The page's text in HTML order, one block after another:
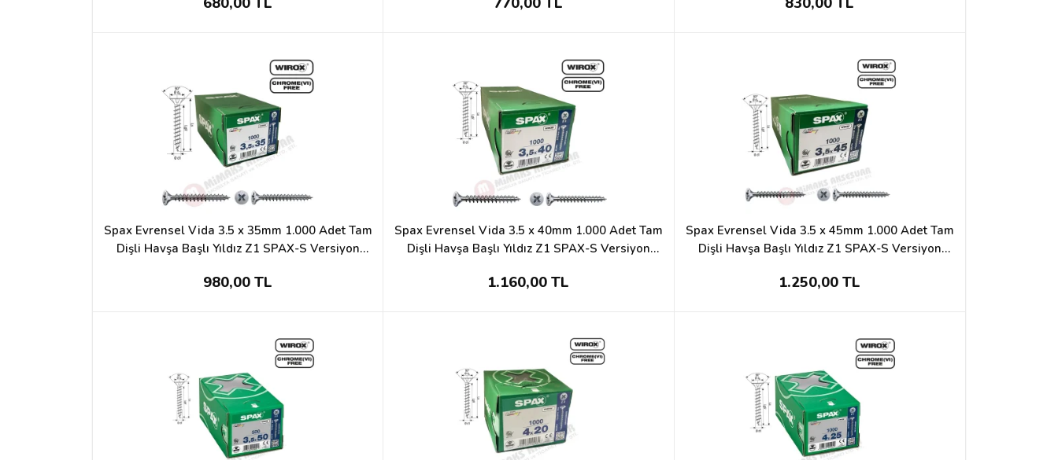
Spax Evrensel Vida 3.5 x 35mm 1.000 Adet Tam
Dişli Havşa Başlı Yıldız Z1 SPAX-S Versiyon
980,00 TL
Spax Evrensel Vida 3.5 x 40mm 1.000 Adet Tam
Dişli Havşa Başlı Yıldız Z1 SPAX-S Versiyon
1.160,00 TL
Spax Evrensel Vida 3.5 x 45mm 1.000 Adet Tam
Dişli Havşa Başlı Yıldız Z1 SPAX-S Versiyon
1.250,00 TL